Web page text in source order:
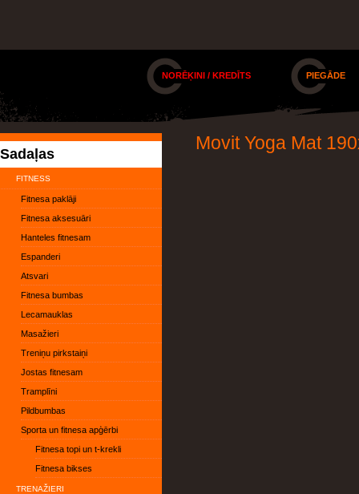
NORĒĶINI / KREDĪTS PIEGĀDE
Sadaļas
FITNESS
Fitnesa paklāji
Fitnesa aksesuāri
Hanteles fitnesam
Espanderi
Atsvari
Fitnesa bumbas
Lecamauklas
Masažieri
Treniņu pirkstaiņi
Jostas fitnesam
Tramplīni
Pildbumbas
Sporta un fitnesa apģērbi
Fitnesa topi un t-krekli
Fitnesa bikses
TRENAŽIERI
Movit Yoga Mat